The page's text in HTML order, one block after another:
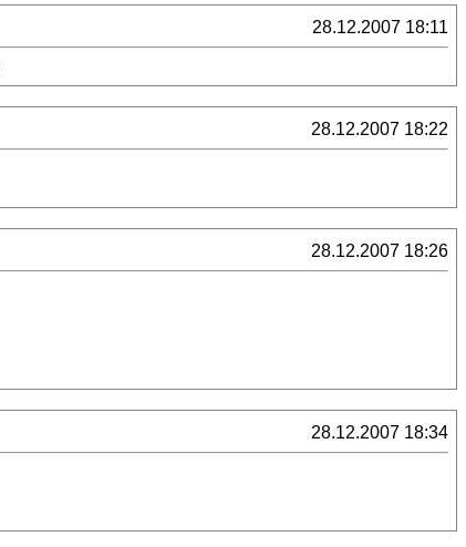
28.12.2007 18:11
28.12.2007 18:22
28.12.2007 18:26
28.12.2007 18:34